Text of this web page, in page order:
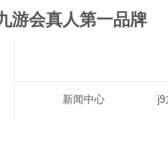
游会真人第一品牌
新闻中心